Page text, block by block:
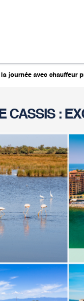
journée avec chauffeur
CASSIS :